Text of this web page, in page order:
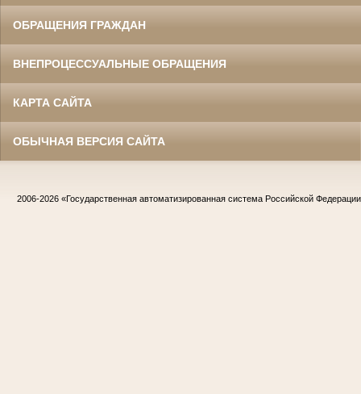
ОБРАЩЕНИЯ ГРАЖДАН
ВНЕПРОЦЕССУАЛЬНЫЕ ОБРАЩЕНИЯ
КАРТА САЙТА
ОБЫЧНАЯ ВЕРСИЯ САЙТА
2006-2026 «Государственная автоматизированная система Российской